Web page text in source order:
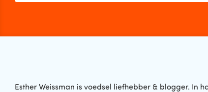
Esther Weissman is voedsel liefhebber & blogger. In